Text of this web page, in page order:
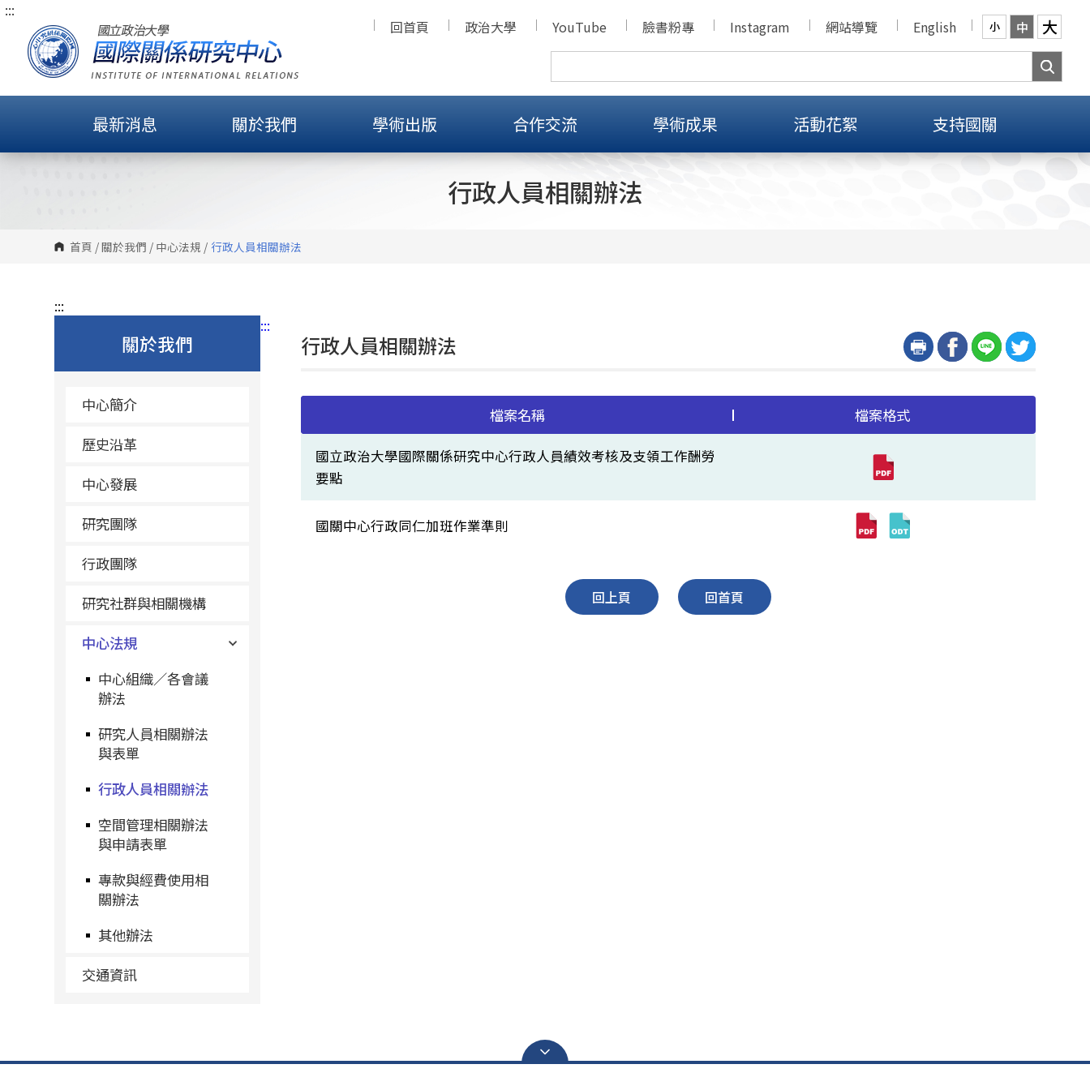
跳
內
塊
:::
回首頁
政治大學 YouTube 臉書粉專 Instagram 網站導覽 English 小 中 大
最新消息 關於我們 學術出版 合作交流 學術成果 活動花絮 支持國關
行政人員相關辦法
首頁 /關於我們 / 中心法規 / 行政人員相關辦法
:::
關於我們
中心簡介
歷史沿革
中心發展
研究團隊
行政團隊
研究社群與相關機構
中心法規
中心組織／各會議
辦法
研究人員相關辦法
與表單
行政人員相關辦法
空間管理相關辦法
與申請表單
專款與經費使用相
關辦法
其他辦法
交通資訊
:::
行政人員相關辦法
檔案名稱 檔案格式
國立政治大學國際關係研究中心行政人員績效考核及支領工作酬勞
要點
國關中心行政同仁加班作業準則
回上頁 回首頁